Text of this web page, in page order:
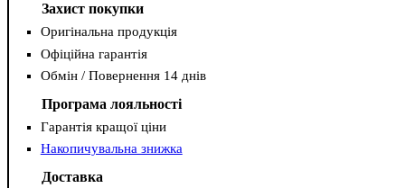
Захист покупки
Оригінальна продукція
Офіційна гарантія
Обмін / Повернення 14 днів
Програма лояльності
Гарантія кращої ціни
Накопичувальна знижка
Доставка